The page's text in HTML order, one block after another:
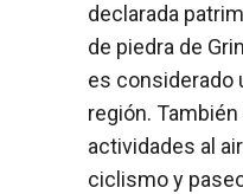
declarada
de piedra de
es considerado
región.
actividades al
ciclismo y